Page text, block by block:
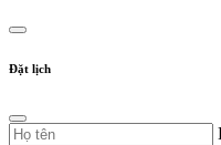
Đặt lịch